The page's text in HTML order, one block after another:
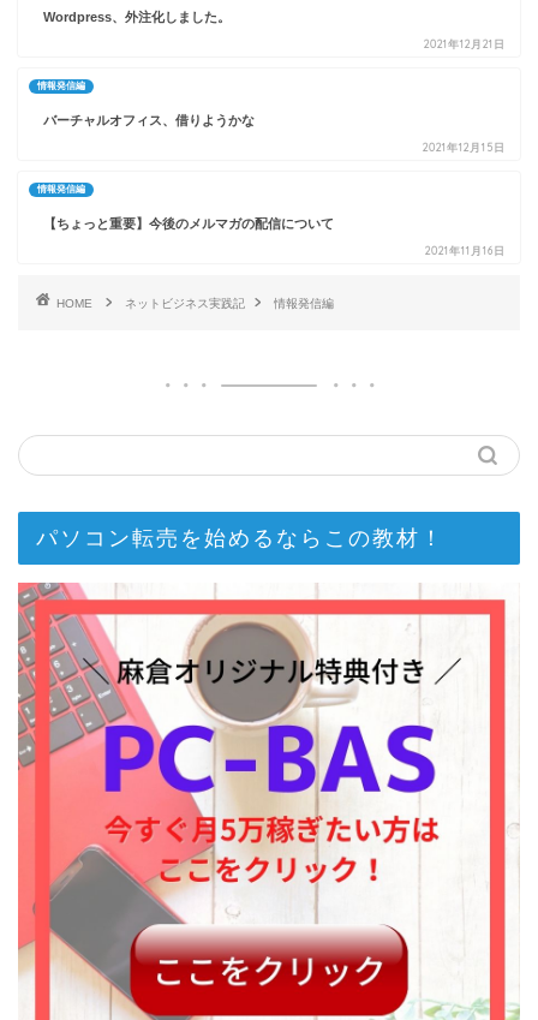
Wordpress、外注化しました。
2021年12月21日
情報発信編
バーチャルオフィス、借りようかな
2021年12月15日
情報発信編
【ちょっと重要】今後のメルマガの配信について
2021年11月16日
HOME ネットビジネス実践記 情報発信編
パソコン転売を始めるならこの教材！